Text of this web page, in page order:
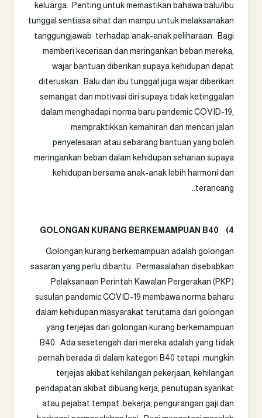
keluarga. Penting untuk memastikan bahawa balu/ibu
tunggal sentiasa sihat dan mampu untuk melaksanakan
tanggungjawab terhadap anak-anak peliharaan. Bagi
memberi keceriaan dan meringankan beban mereka,
wajar bantuan diberikan supaya kehidupan dapat
diteruskan. Balu dan ibu tunggal juga wajar diberikan
semangat dan motivasi diri supaya tidak ketinggalan
dalam menghadapi norma baru pandemic COVID-19,
mempraktikkan kemahiran dan mencari jalan
penyelesaian atau sebarang bantuan yang boleh
meringankan beban dalam kehidupan seharian supaya
kehidupan bersama anak-anak lebih harmoni dan
terancang..
4)
GOLONGAN KURANG BERKEMAMPUAN B40
Golongan kurang berkemampuan adalah golongan
sasaran yang perlu dibantu. Permasalahan disebabkan
Pelaksanaan Perintah Kawalan Pergerakan (PKP)
susulan pandemic COVID-19 membawa norma baharu
dalam kehidupan masyarakat terutama dari golongan
yang terjejas dari golongan kurang berkemampuan
B40. Ada sesetengah dari mereka adalah yang tidak
pernah berada di dalam kategori B40 tetapi mungkin
terjejas akibat kehilangan pekerjaan, kehilangan
pendapatan akibat dibuang kerja, penutupan syarikat
atau pejabat tempat bekerja, pengurangan gaji dan